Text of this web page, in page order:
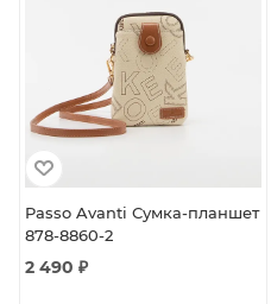
Passo Avanti Сумка-планшет
878-8860-2
2 490 ₽